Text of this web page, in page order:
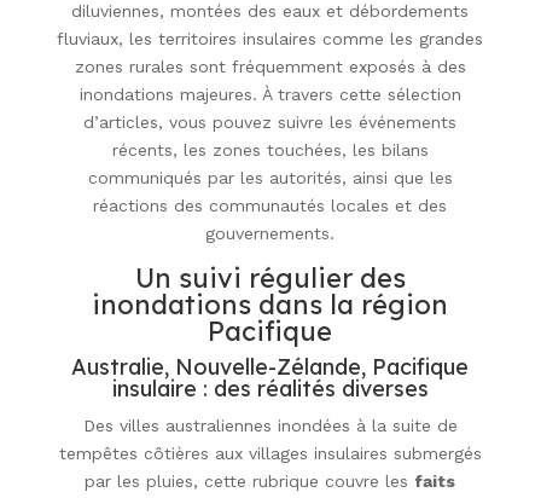
diluviennes, montées des eaux et débordements
fluviaux, les territoires insulaires comme les grandes
zones rurales sont fréquemment exposés à des
inondations majeures. À travers cette sélection
d’articles, vous pouvez suivre les événements
récents, les zones touchées, les bilans
communiqués par les autorités, ainsi que les
réactions des communautés locales et des
gouvernements.
Un suivi régulier des
inondations dans la région
Pacifique
Australie, Nouvelle-Zélande, Pacifique
insulaire : des réalités diverses
Des villes australiennes inondées à la suite de
tempêtes côtières aux villages insulaires submergés
par les pluies, cette rubrique couvre les faits